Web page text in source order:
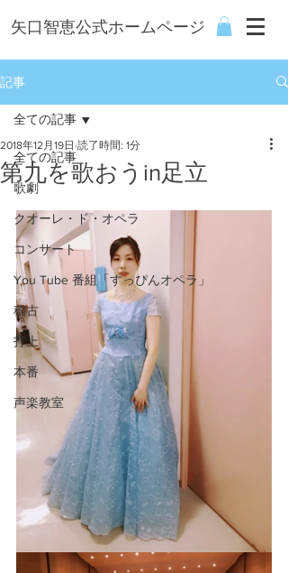
矢口智恵公式ホームページ
記事
全ての記事
歌劇
クオーレ・ド・オペラ
コンサート
You Tube 番組「すっぴんオペラ」
稽古
打上
本番
声楽教室
全ての記事
第九を歌おうin足立
2018年12月19日 読了時間: 1分